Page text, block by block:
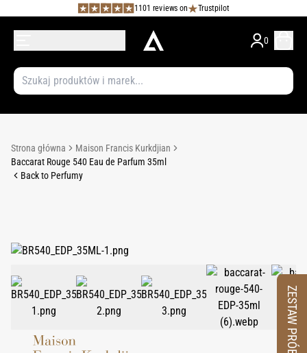
1101 reviews on Trustpilot
0
Strona główna
Maison Francis Kurkdjian
Baccarat Rouge 540 Eau de Parfum 35ml
Back to Perfumy
ZESTAW PRÓBEK